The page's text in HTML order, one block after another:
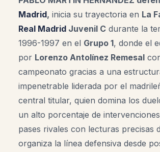
Madrid, inicia su trayectoria en La
Real Madrid Juvenil C durante la
1996-1997 en el Grupo 1, donde el
por Lorenzo Antolínez Remesal
campeonato gracias a una
impenetrable liderada por el
central titular, quien domina los
un alto porcentaje de
pases rivales con lecturas precisas
organiza la línea defensiva desde